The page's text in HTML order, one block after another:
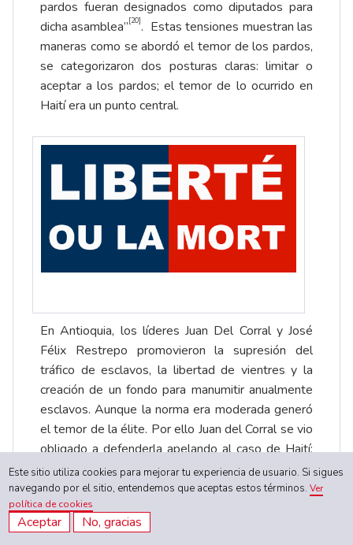
pardos fueran designados como diputados para
dicha asamblea”[20]. Estas tensiones muestran las
maneras como se abordó el temor de los pardos,
se categorizaron dos posturas claras: limitar o
aceptar a los pardos; el temor de lo ocurrido en
Haití era un punto central.
En Antioquia, los líderes Juan Del Corral y José
Félix Restrepo promovieron la supresión del
tráfico de esclavos, la libertad de vientres y la
creación de un fondo para manumitir anualmente
esclavos. Aunque la norma era moderada generó
el temor de la élite. Por ello Juan del Corral se vio
obligado a defenderla apelando al caso de Haití:
“Traed por un momento a vuestra imaginación los
horrores (...) de Haití, por haber querido los
franceses ser ellos solos libres, sosteniendo (...)
la esclavitud de los negros”
Este sitio utiliza cookies para mejorar tu experiencia de usuario. Si sigues
navegando por el sitio, entendemos que aceptas estos términos.Ver
política de cookies
Aceptar No, gracias